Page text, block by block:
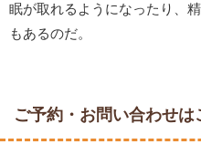
眠が取れるようになったり、
もあるのだ。
ご予約・お問い合わせは